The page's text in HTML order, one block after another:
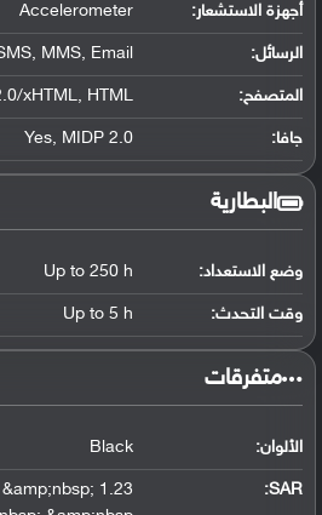
أجهزة الاستشعار: Accelerometer
الرسائل: MMS, Email
المتصفح: xHTML, HTML
جافا: Yes, MIDP 2.0
البطارية
وضع الاستعداد: Up to 250 h
وقت التحدث: Up to 5 h
‏متفرقات‏
الألوان: Black
SAR
:
&amp;nbsp;